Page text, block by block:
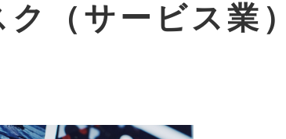
（サービス業）